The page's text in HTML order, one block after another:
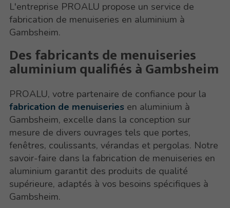
L'entreprise PROALU propose un service de
fabrication de menuiseries en aluminium à
Gambsheim.
Des fabricants de menuiseries
aluminium qualifiés à Gambsheim
PROALU, votre partenaire de confiance pour la
fabrication de menuiseries en aluminium à
Gambsheim, excelle dans la conception sur
mesure de divers ouvrages tels que portes,
fenêtres, coulissants, vérandas et pergolas. Notre
savoir-faire dans la fabrication de menuiseries en
aluminium garantit des produits de qualité
supérieure, adaptés à vos besoins spécifiques à
Gambsheim.